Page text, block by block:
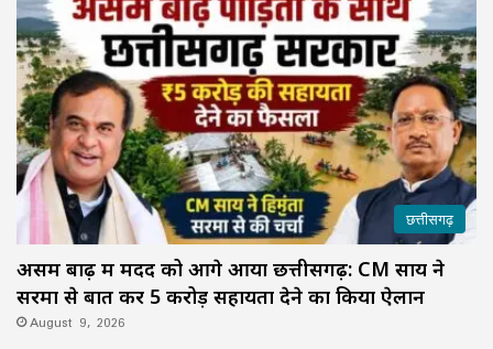
छत्तीसगढ़
असम बाढ़ में मदद को आगे आया छत्तीसगढ़: CM साय ने
सरमा से बात कर ₹5 करोड़ सहायता देने का किया ऐलान
August 9, 2026